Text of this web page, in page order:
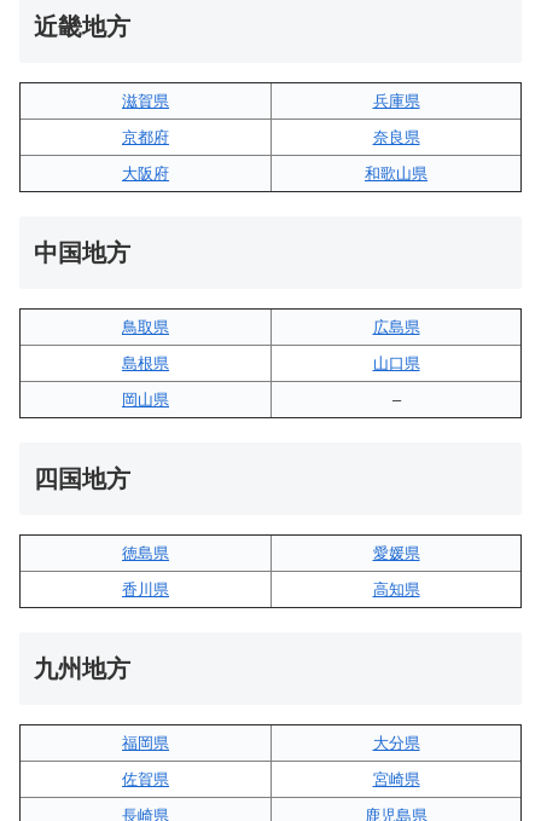
近畿地方
滋賀県
兵庫県
京都府
奈良県
大阪府
和歌山県
中国地方
鳥取県
広島県
島根県
山口県
岡山県
–
四国地方
徳島県
愛媛県
香川県
高知県
九州地方
福岡県
大分県
佐賀県
宮崎県
長崎県
鹿児島県